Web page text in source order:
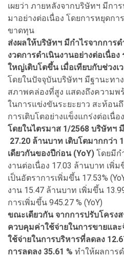
เผยว่า ภายหลังจากบริษัทฯ มีกา
มาอย่างต่อเนื่อง โดยการหยุดก
ขาดทุน
ส่งผลให้บริษัทฯ มีกําไรจากการ
งวดการดําเนินงานอย่างต่อเนื่อ
ใหญ่เติบโตขึ้น เมื่อเทียบกับช่วงเ
โดยในปัจจุบันบริษัทฯ มีฐานะทา
สภาพคล่องที่สูง แสดงถึงความ
ในการแข่งขันระยะยาว สะท้อน
การเติบโตอย่างแข็งแกร่งต่อเนื่
โดยในไตรมาส 1/2568 บริษัทฯ
27.20 ล้านบาท เติบโตมากกว่า
เดียวกันของปีก่อน (YoY) โดยมีกํ
งานต่อเนื่อง 17.03 ล้านบาท เพิ่
เป็นอัตราการเพิ่มขึ้น 17.53%
งาน 15.47 ล้านบาท เพิ่มขึ้น
การเพิ่มขึ้น 945.27 % (YoY)
ขณะเดียวกัน จากการปรับโครง
ควบคุมค่าใช้จ่ายในการขายแล
ใช้จ่ายในการบริหารที่ลดลง
การลดลง 35.61 % ทำให้ผลการ